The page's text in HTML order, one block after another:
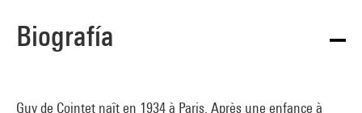
Biografía
Guy de Cointet naît en 1934 à Paris. Après une enfance à